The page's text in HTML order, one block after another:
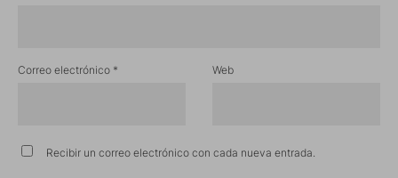
Correo electrónico * Web
Recibir un correo electrónico con cada nueva entrada.